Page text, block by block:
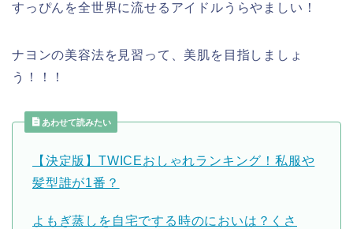
すっぴんを全世界に流せるアイドルうらやましい！
ナヨンの美容法を見習って、美肌を目指しましょ
う！！！
あわせて読みたい
【決定版】TWICEおしゃれランキング！私服や
髪型誰が1番？
よもぎ蒸しを自宅でする時のにおいは？くさ